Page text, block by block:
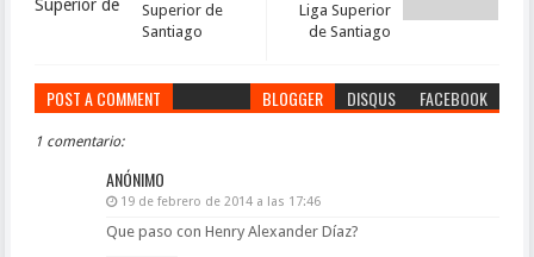
Liga Superior
de Santiago
Superior de
Santiago
POST A COMMENT BLOGGER DISQUS FACEBOOK
1 comentario:
ANÓNIMO
19 de febrero de 2014 a las 17:46
Que paso con Henry Alexander Díaz?